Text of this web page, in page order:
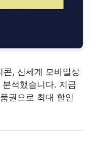
, 신세계 모바일상
석했습니다. 지금
권으로 최대 할인